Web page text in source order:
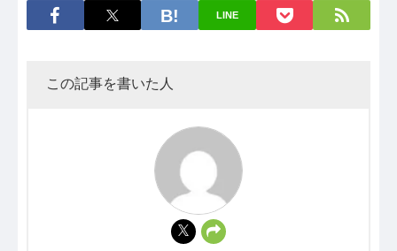
LINE
この記事を書いた人